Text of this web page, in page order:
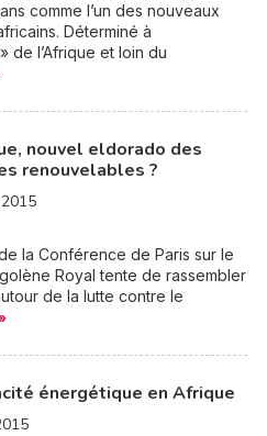
comme l’un des nouveaux
Déterminé à
de l’Afrique et loin du
nouvel eldorado des
renouvelables ?
la Conférence de Paris sur le
Royal tente de rassembler
de la lutte contre le
énergétique en Afrique